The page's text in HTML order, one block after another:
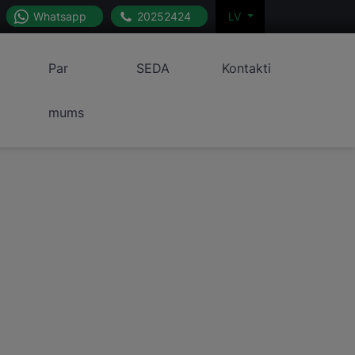
Whatsapp 20252424 LV
Par
mums
SEDA Kontakti